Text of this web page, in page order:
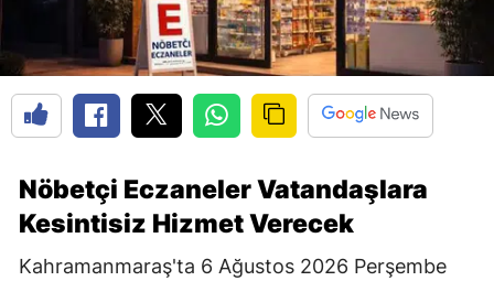
Nöbetçi Eczaneler Vatandaşlara
Kesintisiz Hizmet Verecek
Kahramanmaraş'ta 6 Ağustos 2026 Perşembe